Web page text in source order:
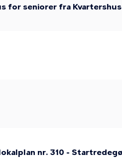
for seniorer fra
nr. 310 -